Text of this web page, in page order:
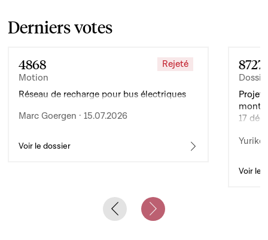
Derniers votes
4868
Motion
Rejeté
Réseau de recharge pour bus électriques
Marc Goergen · 15.07.2026
Voir le dossier
8727
Projet
17
Yuriko
Voir le
Previous slideNext slide